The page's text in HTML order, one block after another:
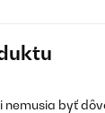
nemusia byť